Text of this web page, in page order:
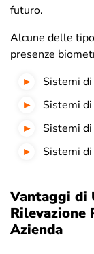
futuro.
Alcune delle
presenze
Sistemi
Sistemi
Sistemi
Sistemi
Vantaggi di
Rilevazione
Azienda